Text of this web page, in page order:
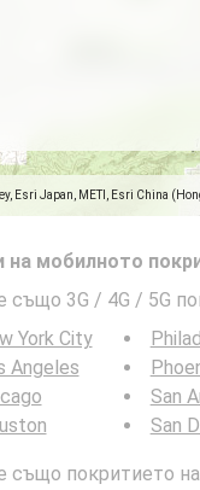
Esri Japan, METI, Esri China
на мобилното
също 3G / 4G / 5G
York City
Angeles
San
San
също покритието